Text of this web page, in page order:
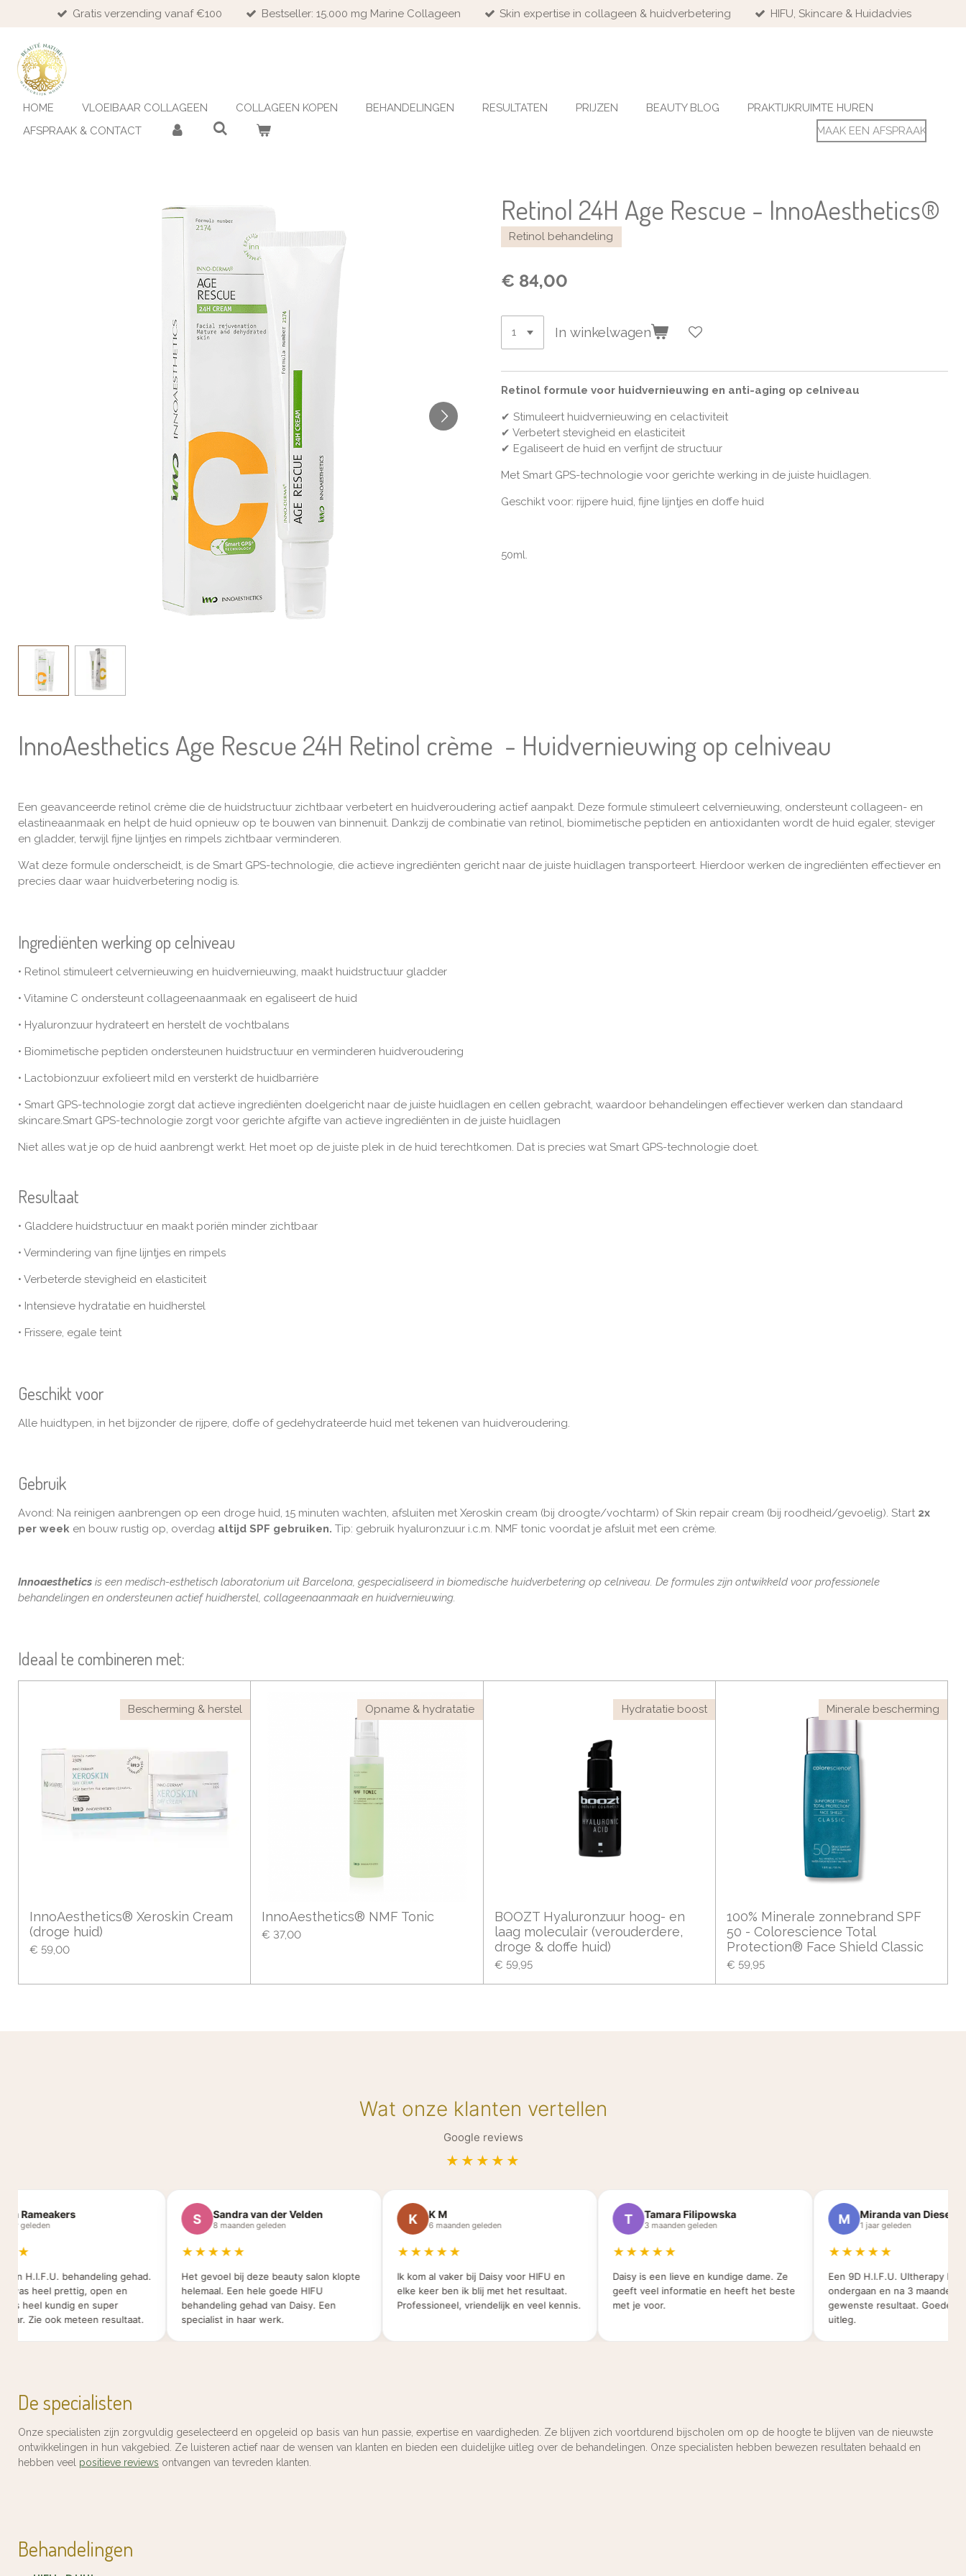
naar
de
hoofdinhoud
Gratis verzending vanaf €100 Bestseller: 15.000 mg Marine Collageen Skin expertise in collageen & huidverbetering HIFU, Skincare & Huidadvies
HOME VLOEIBAAR COLLAGEEN COLLAGEEN KOPEN BEHANDELINGEN RESULTATEN PRIJZEN BEAUTY BLOG
PRAKTIJKRUIMTE HUREN
AFSPRAAK & CONTACT
MAAK EEN AFSPRAAK
Retinol 24H Age Rescue - InnoAesthetics®
Retinol behandeling
€ 84,00
In winkelwagen
Retinol formule voor huidvernieuwing en anti-aging op celniveau
✔ Stimuleert huidvernieuwing en celactiviteit
✔ Verbetert stevigheid en elasticiteit
✔ Egaliseert de huid en verfijnt de structuur
Met Smart GPS-technologie voor gerichte werking in de juiste huidlagen.
Geschikt voor: rijpere huid, fijne lijntjes en doffe huid
50ml.
InnoAesthetics Age Rescue 24H Retinol crème - Huidvernieuwing op celniveau
Een geavanceerde retinol crème die de huidstructuur zichtbaar verbetert en huidveroudering actief aanpakt. Deze formule stimuleert celvernieuwing, ondersteunt collageen- en
elastineaanmaak en helpt de huid opnieuw op te bouwen van binnenuit. Dankzij de combinatie van retinol, biomimetische peptiden en antioxidanten wordt de huid egaler, steviger
en gladder, terwijl fijne lijntjes en rimpels zichtbaar verminderen.
Wat deze formule onderscheidt, is de Smart GPS-technologie, die actieve ingrediënten gericht naar de juiste huidlagen transporteert. Hierdoor werken de ingrediënten effectiever en
precies daar waar huidverbetering nodig is.
Ingrediënten werking op celniveau
• Retinol stimuleert celvernieuwing en huidvernieuwing, maakt huidstructuur gladder
• Vitamine C ondersteunt collageenaanmaak en egaliseert de huid
• Hyaluronzuur hydrateert en herstelt de vochtbalans
• Biomimetische peptiden ondersteunen huidstructuur en verminderen huidveroudering
• Lactobionzuur exfolieert mild en versterkt de huidbarrière
• Smart GPS-technologie zorgt dat actieve ingrediënten doelgericht naar de juiste huidlagen en cellen gebracht, waardoor behandelingen effectiever werken dan standaard
skincare.Smart GPS-technologie zorgt voor gerichte afgifte van actieve ingrediënten in de juiste huidlagen
Niet alles wat je op de huid aanbrengt werkt. Het moet op de juiste plek in de huid terechtkomen. Dat is precies wat Smart GPS-technologie doet.
Resultaat
• Gladdere huidstructuur en maakt poriën minder zichtbaar
• Vermindering van fijne lijntjes en rimpels
• Verbeterde stevigheid en elasticiteit
• Intensieve hydratatie en huidherstel
• Frissere, egale teint
Geschikt voor
Alle huidtypen, in het bijzonder de rijpere, doffe of gedehydrateerde huid met tekenen van huidveroudering.
Gebruik
Avond: Na reinigen aanbrengen op een droge huid, 15 minuten wachten, afsluiten met Xeroskin cream (bij droogte/vochtarm) of Skin repair cream (bij roodheid/gevoelig). Start 2x
per week en bouw rustig op, overdag altijd SPF gebruiken. Tip: gebruik hyaluronzuur i.c.m. NMF tonic voordat je afsluit met een crème.
Innoaesthetics is een medisch-esthetisch laboratorium uit Barcelona, gespecialiseerd in biomedische huidverbetering op celniveau. De formules zijn ontwikkeld voor professionele
behandelingen en ondersteunen actief huidherstel, collageenaanmaak en huidvernieuwing.
Ideaal te combineren met:
Bescherming & herstel
InnoAesthetics® Xeroskin Cream
(droge huid)
€ 59,00
Opname & hydratatie
InnoAesthetics® NMF Tonic
€ 37,00
Hydratatie boost
BOOZT Hyaluronzuur hoog- en
laag moleculair (verouderdere,
droge & doffe huid)
€ 59,95
Minerale bescherming
100% Minerale zonnebrand SPF
50 - Colorescience Total
Protection® Face Shield Classic
€ 59,95
Wat onze klanten vertellen
Google reviews
★★★★★
Rameakers
geleden
H.I.F.U. behandeling gehad.
heel prettig, open en
heel kundig en super
Zie ook meteen resultaat.
S Sandra van der Velden
8 maanden geleden
★★★★★
Het gevoel bij deze beauty salon klopte
helemaal. Een hele goede HIFU
behandeling gehad van Daisy. Een
specialist in haar werk.
K K M
6 maanden geleden
★★★★★
Ik kom al vaker bij Daisy voor HIFU en
elke keer ben ik blij met het resultaat.
Professioneel, vriendelijk en veel kennis.
T Tamara Filipowska
3 maanden geleden
★★★★★
Daisy is een lieve en kundige dame. Ze
geeft veel informatie en heeft het beste
met je voor.
M Miranda van Diesen
1 jaar geleden
★★★★★
Een 9D H.I.F.U. Ultherapy
ondergaan en na 3 maanden het
gewenste resultaat. Goede
uitleg.
De specialisten
Onze specialisten zijn zorgvuldig geselecteerd en opgeleid op basis van hun passie, expertise en vaardigheden. Ze blijven zich voortdurend bijscholen om op de hoogte te blijven van de nieuwste
ontwikkelingen in hun vakgebied. Ze luisteren actief naar de wensen van klanten en bieden een duidelijke uitleg over de behandelingen. Onze specialisten hebben bewezen resultaten behaald en
hebben veel positieve reviews ontvangen van tevreden klanten.
Behandelingen